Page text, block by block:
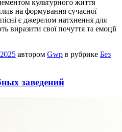
культурного життя
на формування сучасної
є джерелом натхнення для
виразити свої почуття та емоції
автором Gwp в рубрике Без
заведений